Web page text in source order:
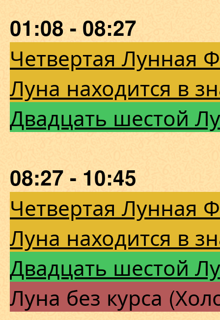
01:08 - 08:27
Четвертая Лунная
Луна находится в
Двадцать шестой
08:27 - 10:45
Четвертая Лунная
Луна находится в
Двадцать шестой
Луна без курса